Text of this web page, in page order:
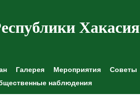
Хакасия
Галерея Мероприятия Советы
наблюдения